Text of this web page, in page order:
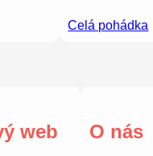
Celá pohádka
web O nás